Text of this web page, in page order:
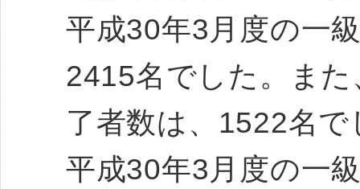
平成30年3月度の一
2415名でした。ま
了者数は、1522名
平成30年3月度の一